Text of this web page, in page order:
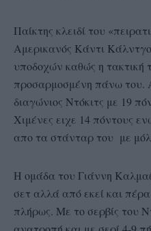
Παίκτης κλειδί του
Αμερικανός Κάντι
υποδοχών καθώς η
προσαρμοσμένη πάνω του.
διαγώνιος Ντόκιτς με 19
Χιμένες ειχε 14 πόντους
απο τα στάνταρ του με
Η ομάδα του Γιάννη
σετ αλλά από εκεί και
πλήρως. Με το σερβίς του